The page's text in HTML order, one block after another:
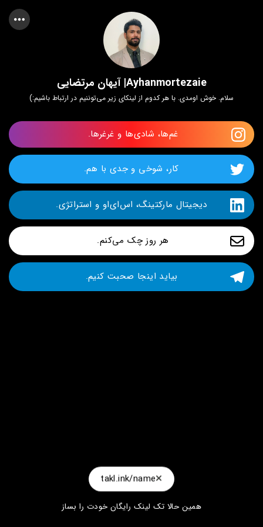
Ayhanmortezaie| آیهان مرتضایی
سلام. خوش اومدی. با هر کدوم از لینکای زیر می‌توننیم در ارتباط باشیم:)
غم‌ها، شادی‎‌ها و غرغرها.
کار، شوخی و جدی با هم.
دیجیتال مارکتینگ، اس‌ای‌او و استراتژی.
هر روز چک می‌کنم.
بیاید اینجا صحبت کنیم.
takl.ink/name
همین حالا تک لینک رایگان خودت را بساز